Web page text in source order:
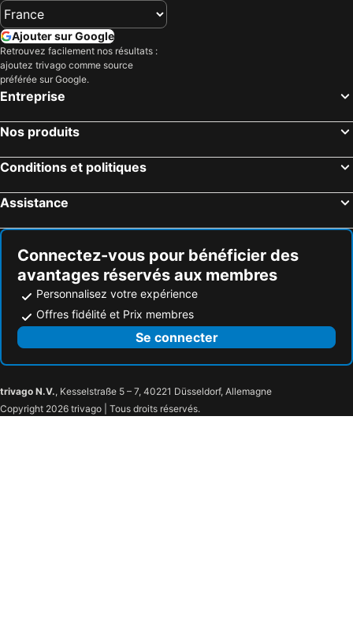
Ajouter sur Google
Retrouvez facilement nos résultats :
ajoutez trivago comme source
préférée sur Google.
Entreprise
Nos produits
Conditions et politiques
Assistance
Connectez-vous pour bénéficier des
avantages réservés aux membres
Personnalisez votre expérience
Offres fidélité et Prix membres
Se connecter
trivago N.V., Kesselstraße 5 – 7, 40221 Düsseldorf, Allemagne
Copyright 2026 trivago | Tous droits réservés.